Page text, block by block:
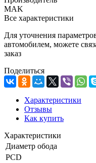
MAK
Все характеристики
Для уточнения
автомобилем, можете
заказ
Поделиться
Характеристики
Отзывы
Как купить
Характеристики
Диаметр обода
PCD